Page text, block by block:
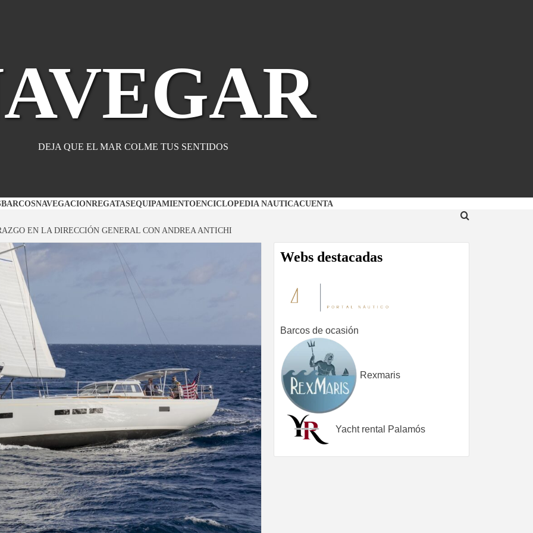
DEJA QUE EL MAR COLME TUS SENTIDOS
BARCOSNAVEGACIONREGATASEQUIPAMIENTOENCICLOPEDIA NAUTICACUENTA
EN LA DIRECCIÓN GENERAL CON ANDREA ANTICHI
Webs destacadas
Barcos de ocasión
Rexmaris
Yacht rental Palamós